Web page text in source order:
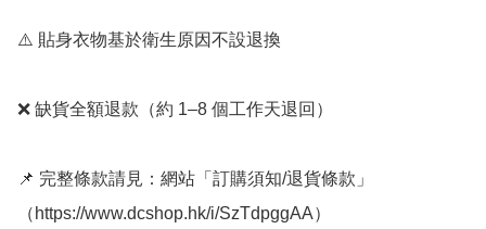
⚠️ 貼身衣物基於衛生原因不設退換
❌ 缺貨全額退款（約 1–8 個工作天退回）
📌 完整條款請見：網站「訂購須知/退貨條款」
（https://www.dcshop.hk/i/SzTdpggAA）